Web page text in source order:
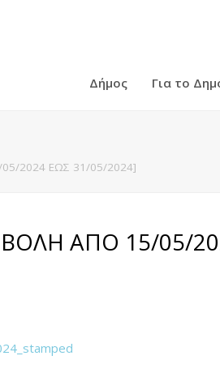
Δήμος Για το
2024 ΕΩΣ 31/05/2024]
ΑΠΟ 15/05/